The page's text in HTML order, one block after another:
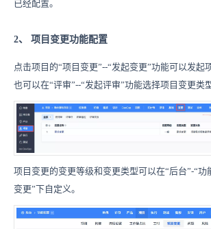
已经配置。
2、 项目变更功能配置
点击项目的“项目变更”--“发起变更”功能可以发起
也可以在“评审”--“发起评审”功能选择项目变更类
项目变更的变更等级和变更类型可以在“后台”-“功
变更”下自定义。